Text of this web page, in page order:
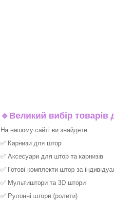
🔹 Великий вибір
На нашому сайті ви знайдете:
✅ Карнизи для штор
✅ Аксесуари для штор та карнизів
✅ Готові комплекти штор за
✅ Мультиштори та 3D штори
✅ Рулонні штори (ролети)